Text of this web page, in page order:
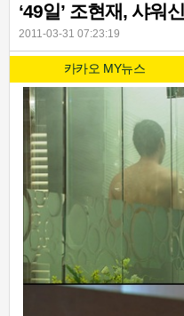
‘49일’ 조현재, 샤워
2011-03-31 07:23:19
카카오 MY뉴스